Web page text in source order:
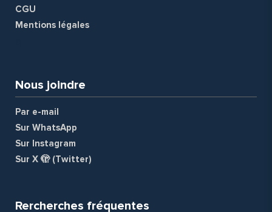
CGU
Mentions légales
Nous joindre
Par e-mail
Sur WhatsApp
Sur Instagram
Sur X 🫣 (Twitter)
Rercherches fréquentes